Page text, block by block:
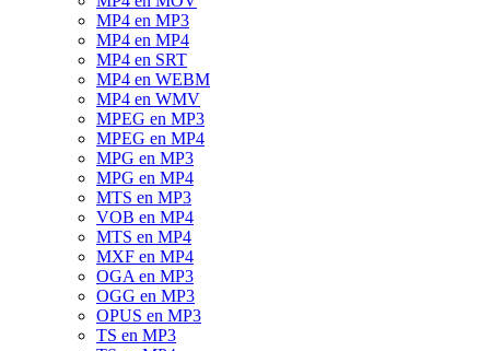
MP4 en MP3
MP4 en MP4
MP4 en SRT
MP4 en WEBM
MP4 en WMV
MPEG en MP3
MPEG en MP4
MPG en MP3
MPG en MP4
MTS en MP3
VOB en MP4
MTS en MP4
MXF en MP4
OGA en MP3
OGG en MP3
OPUS en MP3
TS en MP3